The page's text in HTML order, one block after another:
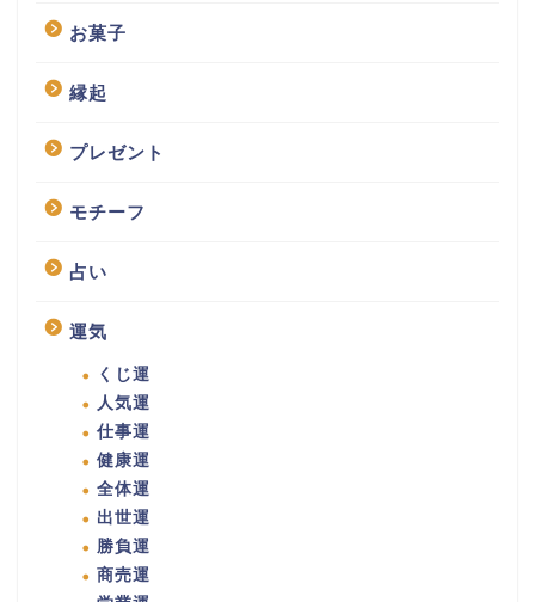
お菓子
縁起
プレゼント
モチーフ
占い
運気
くじ運
人気運
仕事運
健康運
全体運
出世運
勝負運
商売運